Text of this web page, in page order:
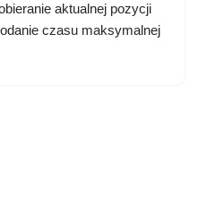
aktualnej pozycji
czasu maksymalnej